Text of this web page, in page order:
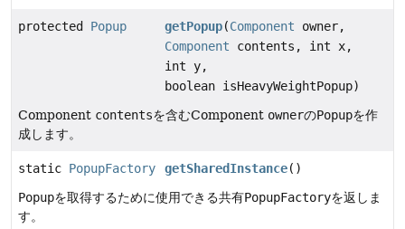
protected Popup getPopup(Component owner,
Component contents, int x,
int y,
boolean isHeavyWeightPopup)
Component contentsを含むComponent ownerのPopupを作
成します。
static PopupFactory getSharedInstance()
Popupを取得するために使用できる共有PopupFactoryを返しま
す。